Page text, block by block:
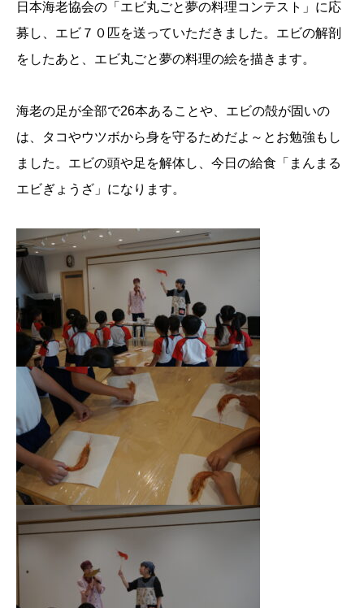
日本海老協会の「エビ丸ごと夢の料理コンテスト」に応
募し、エビ７０匹を送っていただきました。エビの解剖
をしたあと、エビ丸ごと夢の料理の絵を描きます。
海老の足が全部で26本あることや、エビの殻が固いの
は、タコやウツボから身を守るためだよ～とお勉強もし
ました。エビの頭や足を解体し、今日の給食「まんまる
エビぎょうざ」になります。